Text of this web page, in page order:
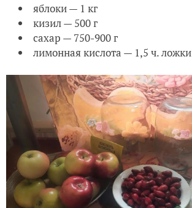
яблоки — 1 кг
кизил — 500 г
сахар — 750-900 г
лимонная кислота — 1,5 ч. ложки